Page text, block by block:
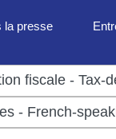
la presse